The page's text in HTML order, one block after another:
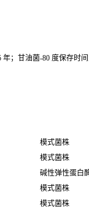
；甘油菌-80 度保存时间
模式菌株
模式菌株
碱性弹性蛋白
模式菌株
模式菌株